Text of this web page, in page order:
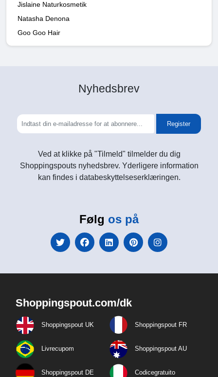
Jislaine Naturkosmetik
Natasha Denona
Goo Goo Hair
Nyhedsbrev
Register
Ved at klikke på "Tilmeld" tilmelder du dig
Shoppingspouts nyhedsbrev. Yderligere information
kan findes i databeskyttelseserklæringen.
Følg os på
Shoppingspout.com/dk
Shoppingspout UK Shoppingspout FR
Livrecupom Shoppingspout AU
Shoppingspout DE Codicegratuito